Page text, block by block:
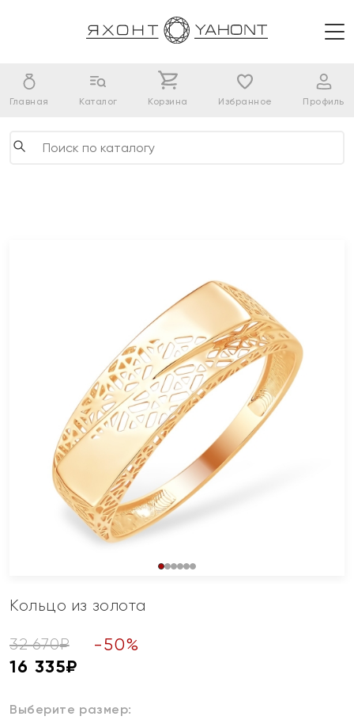
Главная Каталог Корзина Избранное Профиль
Кольцо из золота
32 670₽ -50%
16 335₽
Выберите размер: